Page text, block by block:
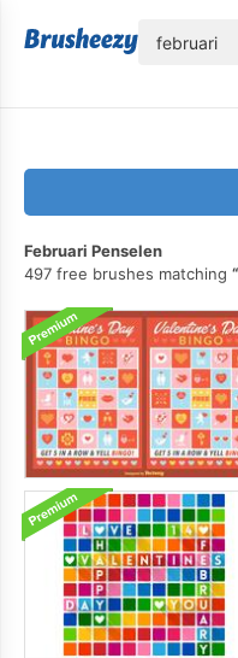
Februari Penselen
497 free brushes matching